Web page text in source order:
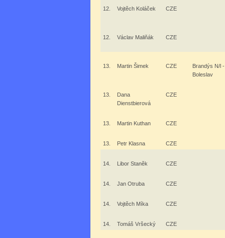
12. Vojtěch Koláček CZE
12. Václav Maliňák CZE
13. Martin Šimek CZE
Brandýs N/l
Boleslav
13.
Dana
Dienstbierová
CZE
13. Martin Kuthan CZE
13. Petr Klasna CZE
14. Libor Staněk CZE
14. Jan Otruba CZE
14. Vojtěch Míka CZE
14. Tomáš Vršecký CZE